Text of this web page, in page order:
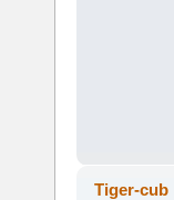
Tiger-cub